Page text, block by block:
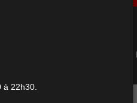
Type de commande: